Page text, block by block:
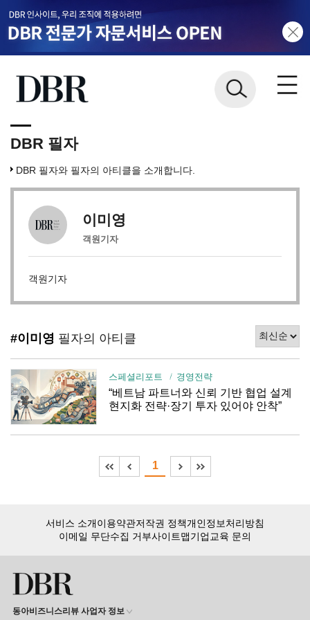
DBR 필자
DBR 필자와 필자의 아티클을 소개합니다.
이미영
객원기자
객원기자
#이미영 필자의 아티클
스페셜리포트 경영전략
“베트남 파트너와 신뢰 기반 협업 설계
현지화 전략·장기 투자 있어야 안착”
1
서비스 소개이용약관저작권 정책개인정보처리방침
이메일 무단수집 거부사이트맵기업교육 문의
동아비즈니스리뷰 사업자 정보